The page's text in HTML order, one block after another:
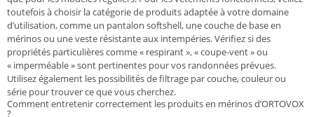
toutefois à choisir la catégorie de produits adaptée à votre domaine
d’utilisation, comme un pantalon softshell, une couche de base en
mérinos ou une veste résistante aux intempéries. Vérifiez si des
propriétés particulières comme « respirant », « coupe-vent » ou
« imperméable » sont pertinentes pour vos randonnées prévues.
Utilisez également les possibilités de filtrage par couche, couleur ou
série pour trouver ce que vous cherchez.
Comment entretenir correctement les produits en mérinos d’ORTOVOX
?